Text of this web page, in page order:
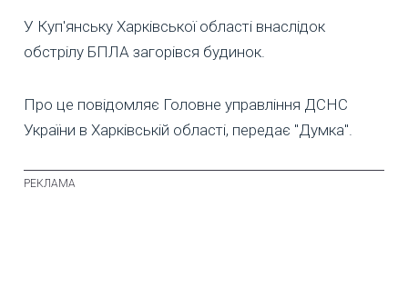
У Куп'янську Харківської області внаслідок
обстрілу БПЛА загорівся будинок.
Про це повідомляє Головне управління ДСНС
України в Харківській області, передає "Думка".